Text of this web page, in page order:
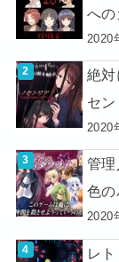
への
2020
絶対
セ
2020
管
色の
2020
レ